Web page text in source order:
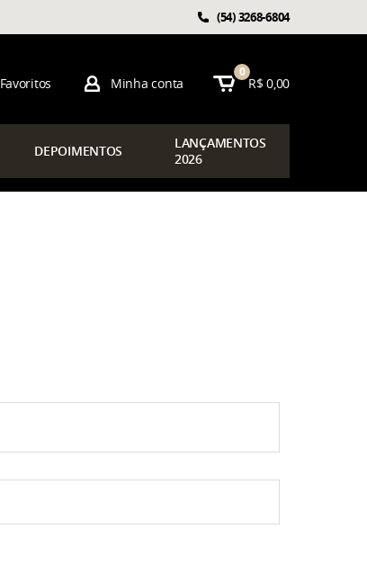
(54)3268-6804
Favoritos Minha conta
0
R$ 0,00
DEPOIMENTOS LANÇAMENTOS
2026